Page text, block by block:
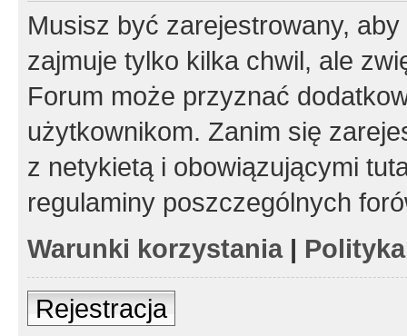
Musisz być zarejestrowany,
zajmuje tylko kilka chwil, ale
Forum może przyznać
użytkownikom. Zanim się
z netykietą i obowiązującymi
regulaminy poszczególnych
Warunki korzystania|
Rejestracja